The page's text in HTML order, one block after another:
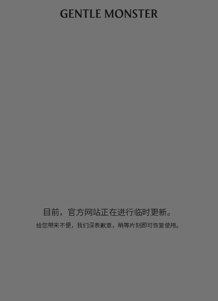
目前，官方网站正在进行临时更新。
给您带来不便，我们深表歉意，稍等片刻即可恢复使用。